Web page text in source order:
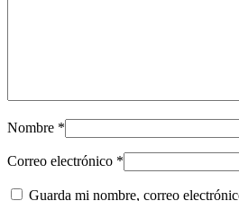
Nombre *
Correo electrónico *
Guarda mi nombre, correo